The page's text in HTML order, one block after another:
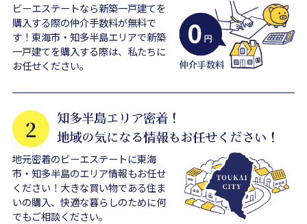
ビーエステートなら新築一戸建てを
購入する際の仲介手数料が無料で
す！東海市・知多半島エリアで新築
一戸建てを購入する際は、私たちに
お任せください。
地元密着のビーエステートに東海
市・知多半島のエリア情報もお任せ
ください！大きな買い物である住ま
いの購入、快適な暮らしのために何
でもご相談ください。